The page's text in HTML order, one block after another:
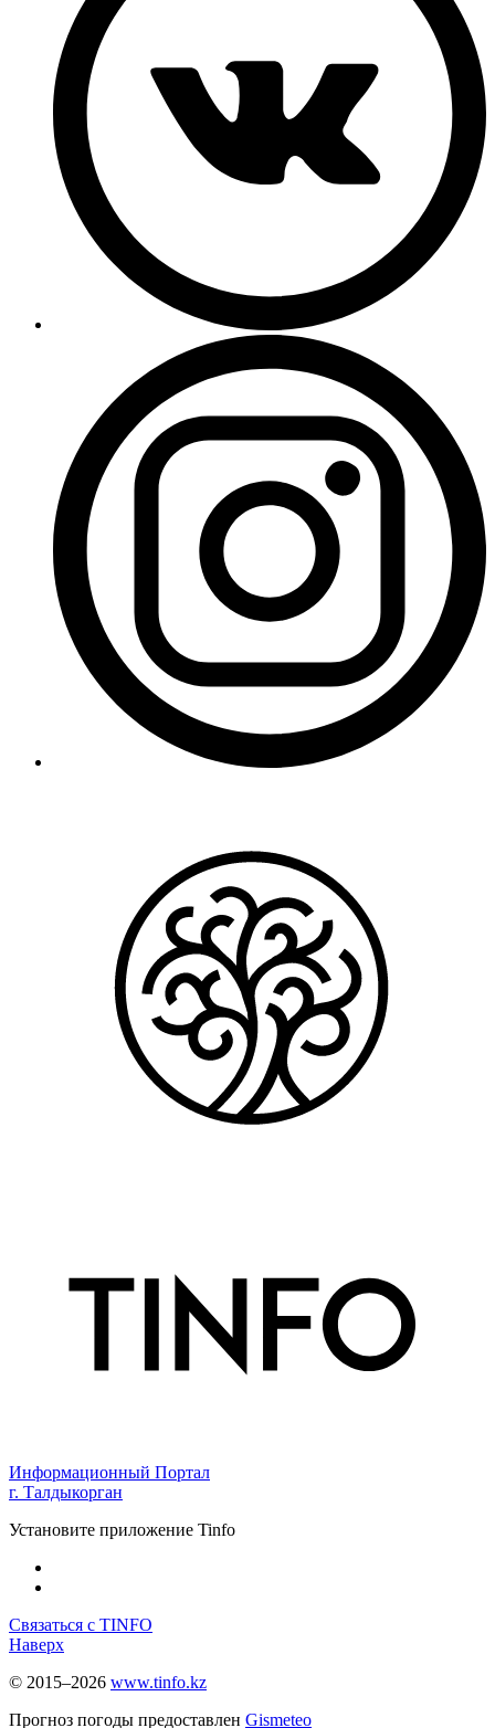
Информационный Портал
г. Талдыкорган
Установите приложение Tinfo
Связаться с TINFO
Наверх
© 2015–2026 www.tinfo.kz
Прогноз погоды предоставлен Gismeteo